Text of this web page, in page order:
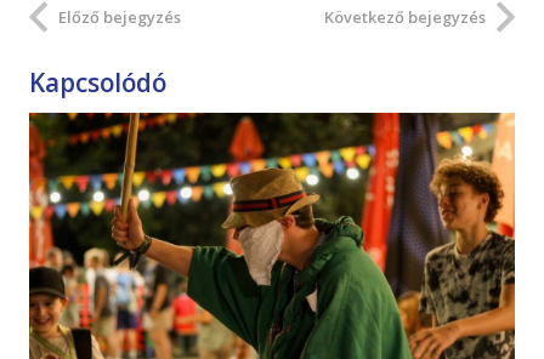
Előző bejegyzés Következő bejegyzés
Kapcsolódó